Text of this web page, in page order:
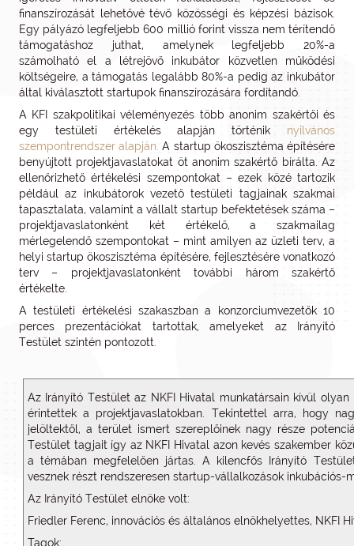
finanszírozását lehetővé tévő közösségi és képzési bázisok.
Egy pályázó legfeljebb 600 millió forint vissza nem térítendő
támogatáshoz juthat, amelynek legfeljebb 20%-a
számolható el a létrejövő inkubátor közvetlen működési
költségeire, a támogatás legalább 80%-a pedig az inkubátor
által kiválasztott startupok finanszírozására fordítandó.
A KFI szakpolitikai véleményezés több anonim szakértői és
egy testületi értékelés alapján történik nyilvános
szempontrendszer alapján. A startup ökoszisztéma építésére
benyújtott projektjavaslatokat öt anonim szakértő bírálta. Az
ellenőrizhető értékelési szempontokat – ezek közé tartozik
például az inkubátorok vezető testületi tagjainak szakmai
tapasztalata, valamint a vállalt startup befektetések száma –
projektjavaslatonként két értékelő, a szakmailag
mérlegelendő szempontokat – mint amilyen az üzleti terv, a
helyi startup ökoszisztéma építésére, fejlesztésére vonatkozó
terv – projektjavaslatonként további három szakértő
értékelte.
A testületi értékelési szakaszban a konzorciumvezetők 10
perces prezentációkat tartottak, amelyeket az Irányító
Testület szintén pontozott.
Az Irányító Testület az NKFI Hivatal munkatársain kívül
érintettek a projektjavaslatokban. Tekintettel arra, hogy
jelöltektől, a terület ismert szereplőinek nagy része
Testület tagjait így az NKFI Hivatal azon kevés szakember
a témában megfelelően jártas. A kilencfős Irányító
vesznek részt rendszeresen startup-vállalkozások inkubációs-
Az Irányító Testület elnöke volt:
Friedler Ferenc, innovációs és általános elnökhelyettes, NKFI
Tagok: